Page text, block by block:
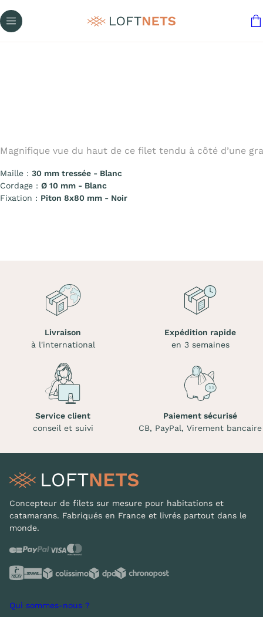
Magnifique vue du haut de ce filet tendu à côté d’une
Maille : 30 mm tressée - Blanc
Cordage : Ø 10 mm - Blanc
Fixation : Piton 8x80 mm - Noir
Livraison
à l'international
Expédition rapide
en 3 semaines
Service client
conseil et suivi
Paiement sécurisé
CB, PayPal, Virement bancaire
Concepteur de filets sur mesure pour habitations et
catamarans. Fabriqués en France et livrés partout dans le
monde.
Qui sommes-nous ?